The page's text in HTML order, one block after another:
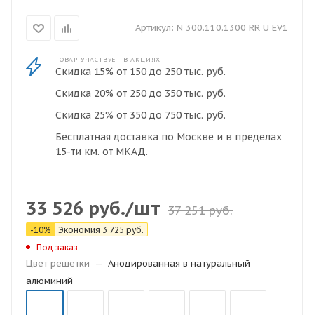
Артикул: N 300.110.1300 RR U EV1
ТОВАР УЧАСТВУЕТ В АКЦИЯХ
Скидка 15% от 150 до 250 тыс. руб.
Скидка 20% от 250 до 350 тыс. руб.
Скидка 25% от 350 до 750 тыс. руб.
Бесплатная доставка по Москве и в пределах
15-ти км. от МКАД.
33 526 руб./шт 37 251руб.
-10% Экономия 3 725 руб.
Под заказ
Цвет решетки — Анодированная в натуральный
алюминий